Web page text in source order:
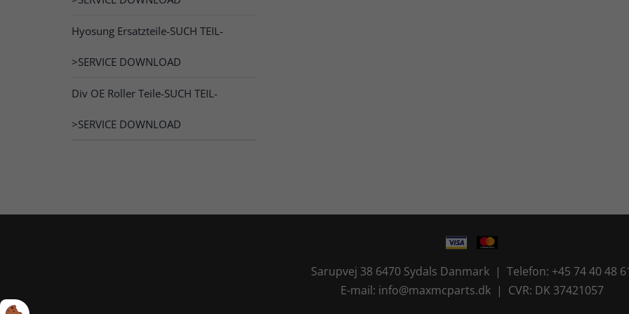
Hyosung Ersatzteile-SUCH TEIL-
>SERVICE DOWNLOAD
Div OE Roller Teile-SUCH TEIL-
>SERVICE DOWNLOAD
Sarupvej 38 6470 Sydals Danmark | Telefon: +45 74 40 48
E-mail: info@maxmcparts.dk | CVR: DK 37421057